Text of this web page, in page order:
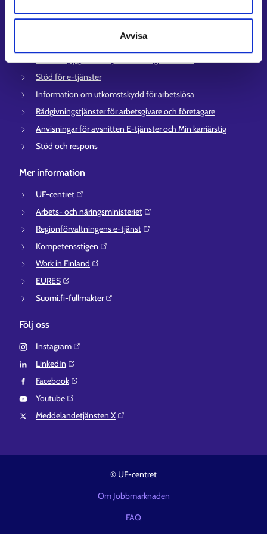
Avvisa
Information och aktuellt på andra språk
Kontaktuppgifter till sysselsättningsområden
Stöd för e-tjänster
Information om utkomstskydd för arbetslösa
Rådgivningstjänster för arbetsgivare och företagare
Anvisningar för avsnitten E-tjänster och Min karriärstig
Stöd och respons
Mer information
UF-centret⁠
Arbets- och näringsministeriet⁠
Regionförvaltningens e-tjänst⁠
Kompetensstigen⁠
Work in Finland⁠
EURES⁠
Suomi.fi-fullmakter⁠
Följ oss
Instagram⁠
LinkedIn⁠
Facebook⁠
Youtube⁠
Meddelandetjänsten X⁠
© UF-centret
Om Jobbmarknaden
FAQ